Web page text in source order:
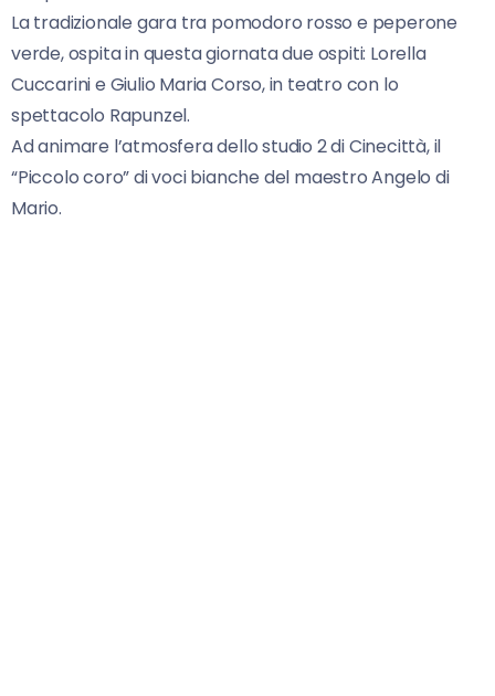
La tradizionale gara tra pomodoro rosso e peperone
verde, ospita in questa giornata due ospiti: Lorella
Cuccarini e Giulio Maria Corso, in teatro con lo
spettacolo Rapunzel.
Ad animare l’atmosfera dello studio 2 di Cinecittà, il
“Piccolo coro” di voci bianche del maestro Angelo di
Mario.